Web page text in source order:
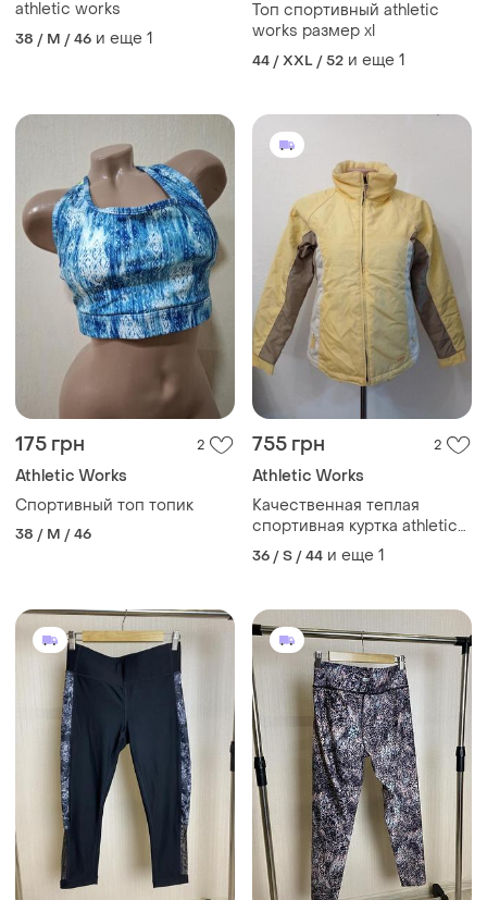
athletic works
38 / M / 46 и еще 1
Топ спортивный athletic
works размер xl
44 / XXL / 52 и еще 1
175 грн 2
Athletic Works
Спортивный топ топик
38 / M / 46
755 грн 2
Athletic Works
Качественная теплая
спортивная куртка athletic
works
36 / S / 44 и еще 1